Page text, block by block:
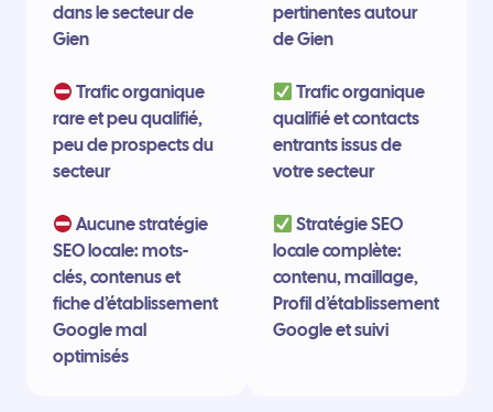
dans le secteur de
Gien
Trafic organique
rare et peu qualifié,
peu de prospects du
secteur
Aucune stratégie
SEO locale: mots-
clés, contenus et
fiche d’établissement
Google mal
optimisés
pertinentes autour
de Gien
Trafic organique
qualifié et contacts
entrants issus de
votre secteur
Stratégie SEO
locale complète:
contenu, maillage,
Profil d’établissement
Google et suivi